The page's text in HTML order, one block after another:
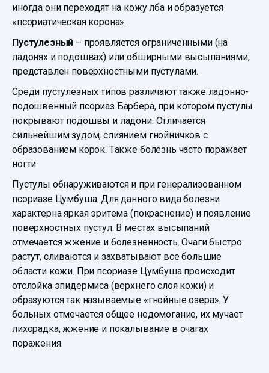
иногда они переходят на кожу лба и образуется
«псориатическая корона».
Пустулезный – проявляется ограниченными (на
ладонях и подошвах) или обширными высыпаниями,
представлен поверхностными пустулами.
Среди пустулезных типов различают также ладонно-
подошвенный псориаз Барбера, при котором пустулы
покрывают подошвы и ладони. Отличается
сильнейшим зудом, слиянием гнойничков с
образованием корок. Также болезнь часто поражает
ногти.
Пустулы обнаруживаются и при генерализованном
псориазе Цумбуша. Для данного вида болезни
характерна яркая эритема (покраснение) и появление
поверхностных пустул. В местах высыпаний
отмечается жжение и болезненность. Очаги быстро
растут, сливаются и захватывают все большие
области кожи. При псориазе Цумбуша происходит
отслойка эпидермиса (верхнего слоя кожи) и
образуются так называемые «гнойные озера». У
больных отмечается общее недомогание, их мучает
лихорадка, жжение и покалывание в очагах
поражения.